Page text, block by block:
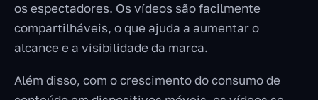
os espectadores. Os vídeos são facilmente
compartilháveis, o que ajuda a aumentar o
alcance e a visibilidade da marca.
Além disso, com o crescimento do consumo de